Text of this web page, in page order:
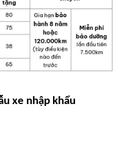
xe nhập khẩu